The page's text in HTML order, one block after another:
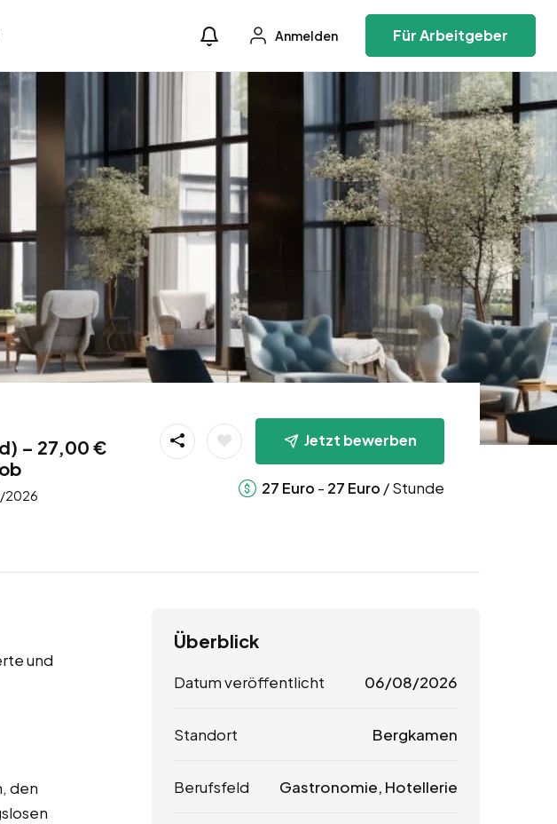
Anmelden Für Arbeitgeber
– 27,00 €
2026
Jetzt bewerben
27 Euro - 27 Euro / Stunde
und
den
Überblick
Datum veröffentlicht 06/08/2026
Standort Bergkamen
Berufsfeld Gastronomie, Hotellerie